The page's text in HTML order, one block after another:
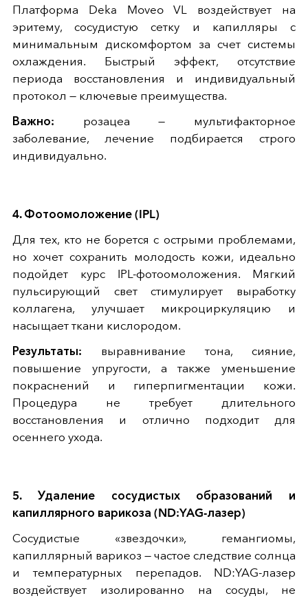
Платформа Deka Moveo VL воздействует на
эритему, сосудистую сетку и капилляры с
минимальным дискомфортом за счет системы
охлаждения. Быстрый эффект, отсутствие
периода восстановления и индивидуальный
протокол — ключевые преимущества.
Важно: розацеа — мультифакторное
заболевание, лечение подбирается строго
индивидуально.
4. Фотоомоложение (IPL)
Для тех, кто не борется с острыми проблемами,
но хочет сохранить молодость кожи, идеально
подойдет курс IPL-фотоомоложения. Мягкий
пульсирующий свет стимулирует выработку
коллагена, улучшает микроциркуляцию и
насыщает ткани кислородом.
Результаты: выравнивание тона, сияние,
повышение упругости, а также уменьшение
покраснений и гиперпигментации кожи.
Процедура не требует длительного
восстановления и отлично подходит для
осеннего ухода.
5. Удаление сосудистых образований и
капиллярного варикоза (ND:YAG-лазер)
Сосудистые «звездочки», гемангиомы,
капиллярный варикоз — частое следствие солнца
и температурных перепадов. ND:YAG-лазер
воздействует изолированно на сосуды, не